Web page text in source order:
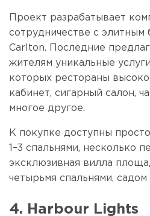
Проект разрабатывает
сотрудничестве с
Carlton. Последние
жителям уникальные
которых рестораны
кабинет, сигарный салон,
многое другое.
К покупке доступны
1–3 спальнями, несколько
эксклюзивная вилла
четырьмя спальнями, садом
4. Harbour Lights